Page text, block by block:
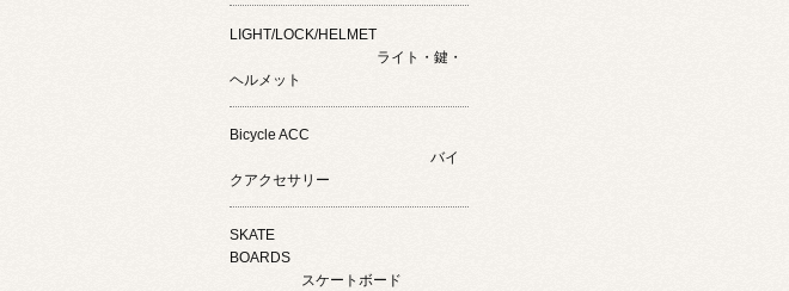
LIGHT/LOCK/HELMET
ライト・鍵・
ヘルメット
Bicycle ACC
バイ
クアクセサリー
SKATE
BOARDS
スケートボード